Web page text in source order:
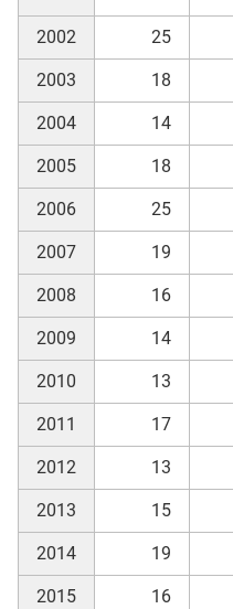
2002 25
2003 18
2004 14
2005 18
2006 25
2007 19
2008 16
2009 14
2010 13
2011 17
2012 13
2013 15
2014 19
2015 16